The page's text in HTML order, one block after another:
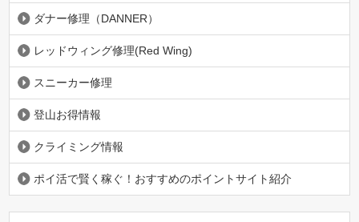
ダナー修理（DANNER）
レッドウィング修理(Red Wing)
スニーカー修理
登山お得情報
クライミング情報
ポイ活で賢く稼ぐ！おすすめのポイントサイト紹介